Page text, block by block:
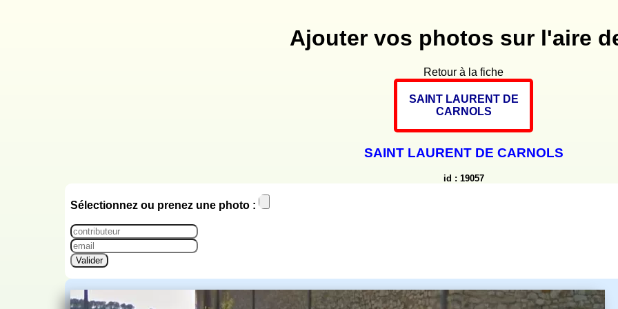
Ajouter vos photos sur l'aire
Retour à la fiche
SAINT LAURENT DE
CARNOLS
SAINT LAURENT DE CARNOLS
id : 19057
Sélectionnez ou prenez une photo :
Valider